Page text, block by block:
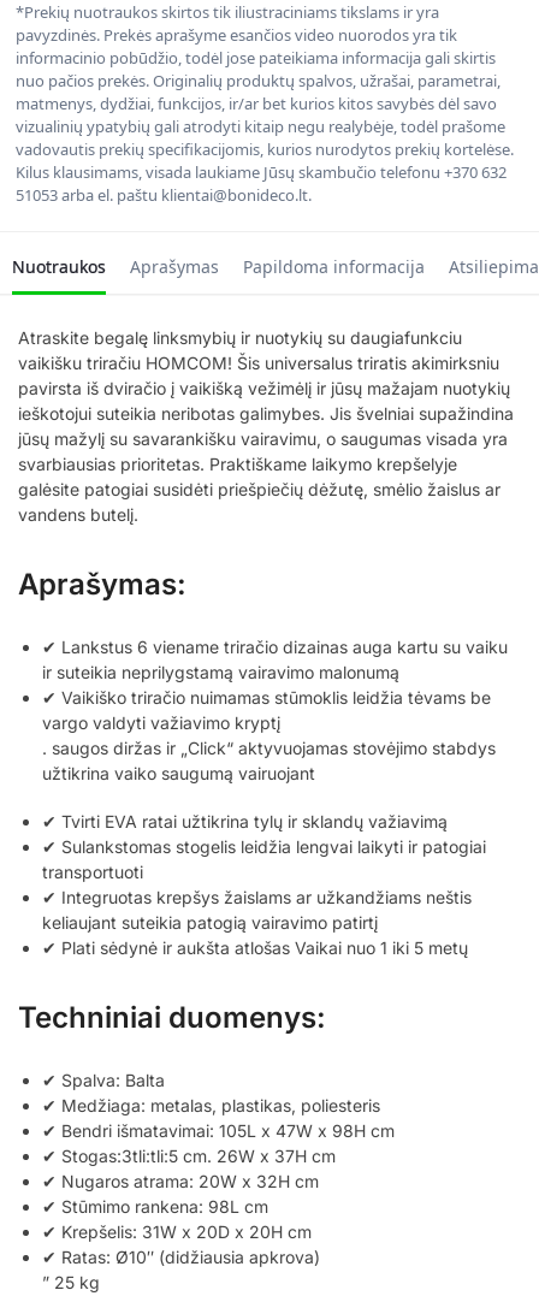
*Prekių nuotraukos skirtos tik iliustraciniams tikslams ir yra
pavyzdinės. Prekės aprašyme esančios video nuorodos yra tik
informacinio pobūdžio, todėl jose pateikiama informacija gali skirtis
nuo pačios prekės. Originalių produktų spalvos, užrašai, parametrai,
matmenys, dydžiai, funkcijos, ir/ar bet kurios kitos savybės dėl savo
vizualinių ypatybių gali atrodyti kitaip negu realybėje, todėl prašome
vadovautis prekių specifikacijomis, kurios nurodytos prekių kortelėse.
Kilus klausimams, visada laukiame Jūsų skambučio telefonu +370 632
51053 arba el. paštu klientai@bonideco.lt.
Nuotraukos Aprašymas Papildoma informacija
Atraskite begalę linksmybių ir nuotykių su daugiafunkciu
vaikišku triračiu HOMCOM! Šis universalus triratis akimirksniu
pavirsta iš dviračio į vaikišką vežimėlį ir jūsų mažajam nuotykių
ieškotojui suteikia neribotas galimybes. Jis švelniai supažindina
jūsų mažylį su savarankišku vairavimu, o saugumas visada yra
svarbiausias prioritetas. Praktiškame laikymo krepšelyje
galėsite patogiai susidėti priešpiečių dėžutę, smėlio žaislus ar
vandens butelį.
Aprašymas:
✔ Lankstus 6 viename triračio dizainas auga kartu su vaiku
ir suteikia neprilygstamą vairavimo malonumą
✔ Vaikiško triračio nuimamas stūmoklis leidžia tėvams be
vargo valdyti važiavimo kryptį
. saugos diržas ir „Click“ aktyvuojamas stovėjimo stabdys
užtikrina vaiko saugumą vairuojant
✔ Tvirti EVA ratai užtikrina tylų ir sklandų važiavimą
✔ Sulankstomas stogelis leidžia lengvai laikyti ir patogiai
transportuoti
✔ Integruotas krepšys žaislams ar užkandžiams neštis
keliaujant suteikia patogią vairavimo patirtį
✔ Plati sėdynė ir aukšta atlošas Vaikai nuo 1 iki 5 metų
Techniniai duomenys:
✔ Spalva: Balta
✔ Medžiaga: metalas, plastikas, poliesteris
✔ Bendri išmatavimai: 105L x 47W x 98H cm
✔ Stogas:3tli:tli:5 cm. 26W x 37H cm
✔ Nugaros atrama: 20W x 32H cm
✔ Stūmimo rankena: 98L cm
✔ Krepšelis: 31W x 20D x 20H cm
✔ Ratas: Ø10″ (didžiausia apkrova)
” 25 kg